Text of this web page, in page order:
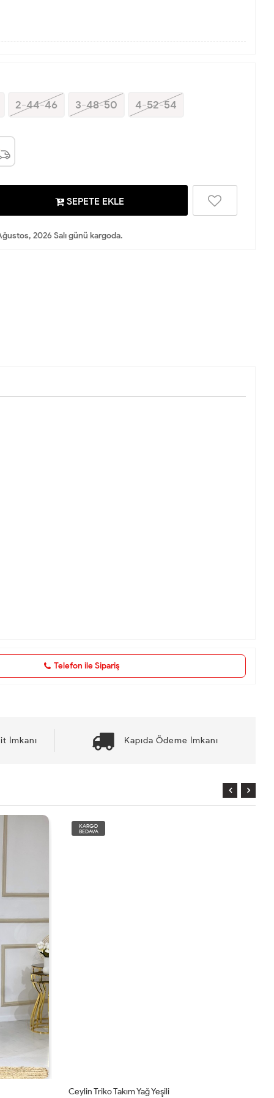
2-44-46 3-48-50 4-52-54
SEPETE EKLE
2026 Salı günü kargoda.
Telefon ile Sipariş
İmkanı Kapıda Ödeme İmkanı
KARGO
BEDAVA
Ceylin Triko Takım Yağ Yeşili